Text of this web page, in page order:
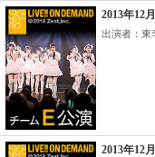
2013年12
出演者：東
2013年12